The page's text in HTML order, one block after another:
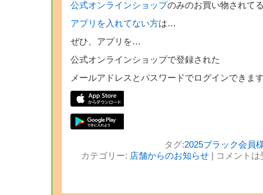
公式オンラインショップのみのお買い物されて
アプリを入れてない方は…
ぜひ、アプリを…
公式オンラインショップで登録された
メールアドレスとパスワードでログインできま
タグ:2025ブラック会員
カテゴリー: 店舗からのお知らせ| コメント